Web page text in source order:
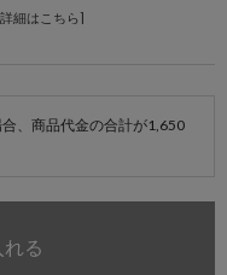
細はこちら]
、商品代金の合計が1,650